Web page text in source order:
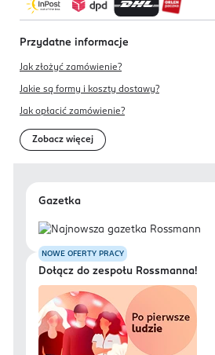
Przydatne informacje
Jak złożyć zamówienie?
Jakie są formy i koszty dostawy?
Jak opłacić zamówienie?
Zobacz więcej
Gazetka
NOWE OFERTY PRACY
Dołącz do zespołu Rossmanna!